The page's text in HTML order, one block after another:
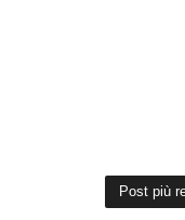
Post più